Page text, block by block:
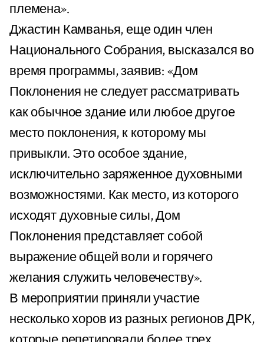
племена».
Джастин Камванья, еще один член
Национального Собрания, высказался во
время программы, заявив: «Дом
Поклонения не следует рассматривать
как обычное здание или любое другое
место поклонения, к которому мы
привыкли. Это особое здание,
исключительно заряженное духовными
возможностями. Как место, из которого
исходят духовные силы, Дом
Поклонения представляет собой
выражение общей воли и горячего
желания служить человечеству».
В мероприятии приняли участие
несколько хоров из разных регионов ДРК,